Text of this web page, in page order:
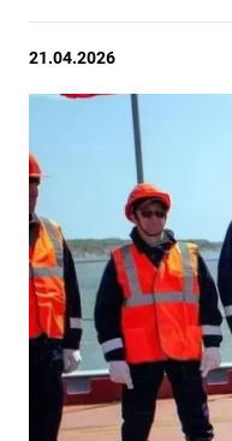
21.04.2026